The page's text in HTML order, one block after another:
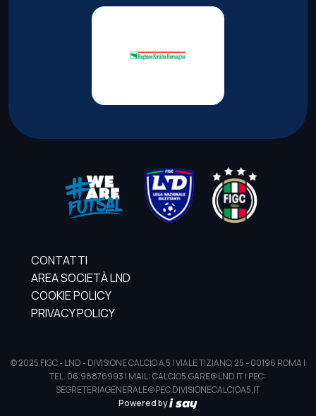
CONTATTI
AREA SOCIETÀ LND
COOKIE POLICY
PRIVACY POLICY
© 2025 FIGC - LND - DIVISIONE CALCIO A 5 | VIALE TIZIANO, 25 - 00196 ROMA |
TEL. 06.98876993 | MAIL: CALCIO5.GARE@LND.IT | PEC:
SEGRETERIAGENERALE@PEC.DIVISIONECALCIOA5.IT
Powered by